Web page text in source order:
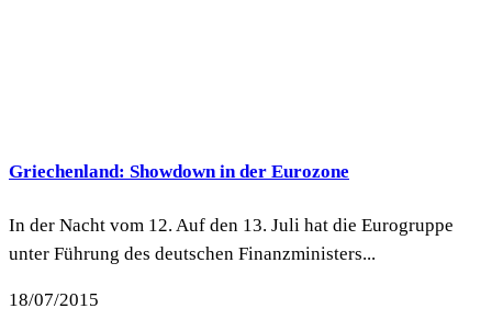
Griechenland: Showdown in der Eurozone
In der Nacht vom 12. Auf den 13. Juli hat die Eurogruppe
unter Führung des deutschen Finanzministers...
18/07/2015